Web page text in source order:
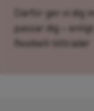
Därför ger vi dig
passar dig –
flexibelt tillträde!